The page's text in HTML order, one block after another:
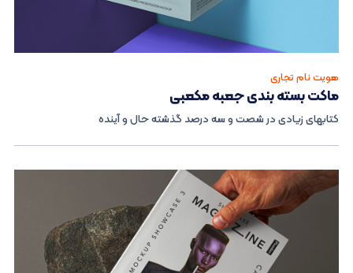
هویت نام تجاری
ماکت بسته بندی جعبه مکعبی
کتابهای زیادی در شصت و سه درصد گذشته حال و آینده